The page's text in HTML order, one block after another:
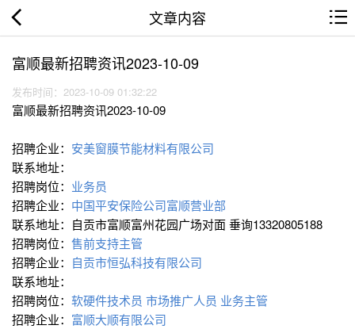
文章内容
富顺最新招聘资讯2023-10-09
发布时间：2023-10-09 01:32:22
富顺最新招聘资讯2023-10-09
招聘企业： 安美窗膜节能材料有限公司
联系地址：
招聘岗位： 业务员
招聘企业： 中国平安保险公司富顺营业部
联系地址：自贡市富顺富州花园广场对面 垂询13320805188
招聘岗位： 售前支持主管
招聘企业： 自贡市恒弘科技有限公司
联系地址：
招聘岗位： 软硬件技术员 市场推广人员 业务主管
招聘企业： 富顺大顺有限公司